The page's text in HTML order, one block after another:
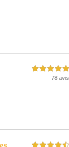
5,0 étoiles sur 5
78 avis
4,5 étoiles sur 5